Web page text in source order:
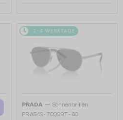
2-4 WERKTAGE
PRADA — Sonnenbrillen
PR A54S - 7CQ09T - 60